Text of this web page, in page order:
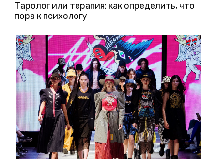
Таролог или терапия: как определить, что
пора к психологу